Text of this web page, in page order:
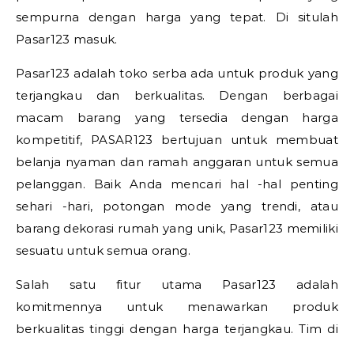
sempurna dengan harga yang tepat. Di situlah
Pasar123 masuk.
Pasar123 adalah toko serba ada untuk produk yang
terjangkau dan berkualitas. Dengan berbagai
macam barang yang tersedia dengan harga
kompetitif, PASAR123 bertujuan untuk membuat
belanja nyaman dan ramah anggaran untuk semua
pelanggan. Baik Anda mencari hal -hal penting
sehari -hari, potongan mode yang trendi, atau
barang dekorasi rumah yang unik, Pasar123 memiliki
sesuatu untuk semua orang.
Salah satu fitur utama Pasar123 adalah
komitmennya untuk menawarkan produk
berkualitas tinggi dengan harga terjangkau. Tim di